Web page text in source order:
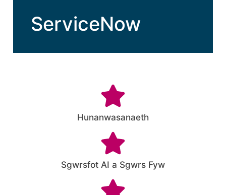
ServiceNow
Hunanwasanaeth
Sgwrsfot AI a Sgwrs Fyw